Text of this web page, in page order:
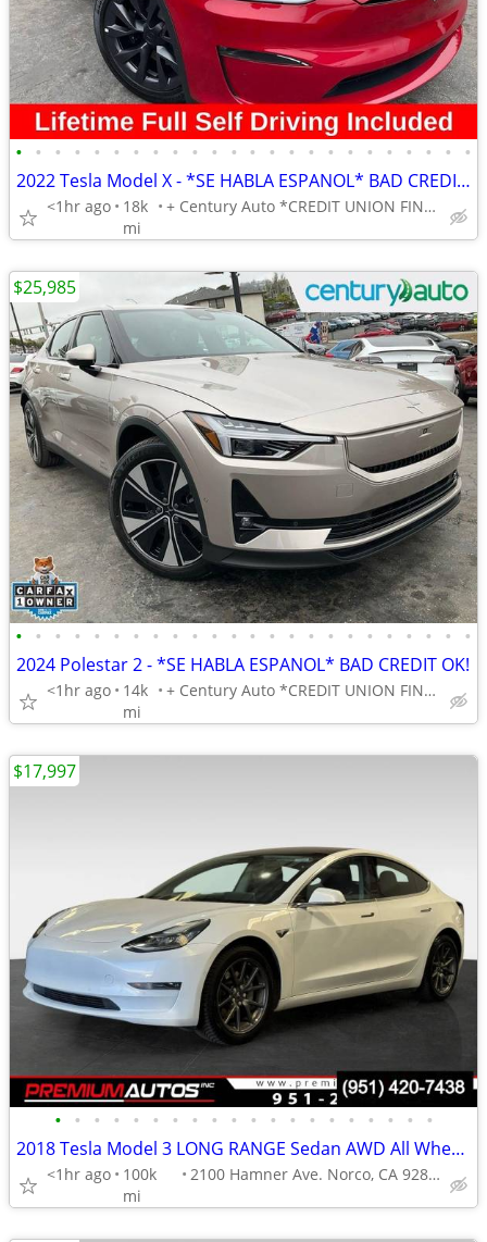
• • • • • • • • • • • • • • • • • • • • • • • •
2022 Tesla Model X - *SE HABLA ESPANOL* BAD CREDIT OK!
<1hr ago
18k
mi
+ Century Auto *CREDIT UNION FINANCING AVAILABLE!*
• • • • • • • • • • • • • • • • • • • • • • • •
2024 Polestar 2 - *SE HABLA ESPANOL* BAD CREDIT OK!
<1hr ago
14k
mi
+ Century Auto *CREDIT UNION FINANCING AVAILABLE!*
$25,985
• • • • • • • • • • • • • • • • • • • •
2018 Tesla Model 3 LONG RANGE Sedan AWD All Wheel Drive Electric
<1hr ago
100k
mi
2100 Hamner Ave. Norco, CA 92860
$17,997